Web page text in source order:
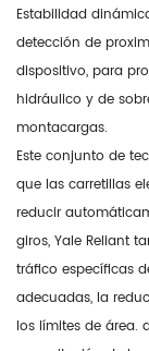
Estabilidad
detección de
dispositivo, para
hidráulico y de
montacargas.
Este conjunto de
que las carretillas
reducir
giros, Yale Reliant
tráfico específicas
adecuadas, la
los límites de área.